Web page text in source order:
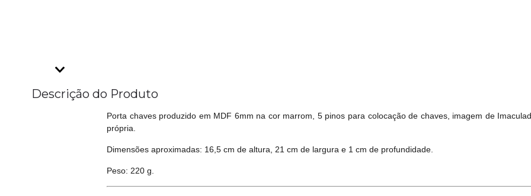
Descrição do Produto
Porta chaves produzido em MDF 6mm na cor marrom, 5 pinos para colocação de chaves, imagem de
própria.
Dimensões aproximadas: 16,5 cm de altura, 21 cm de largura e 1 cm de profundidade.
Peso: 220 g.